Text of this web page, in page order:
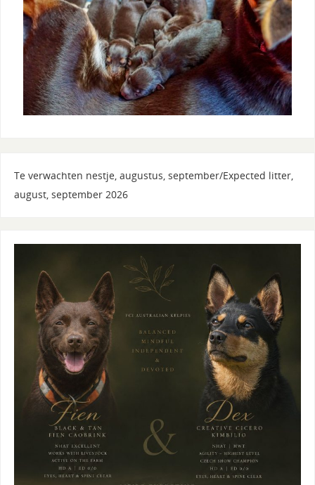
Te verwachten nestje, augustus, september/Expected litter,
august, september 2026